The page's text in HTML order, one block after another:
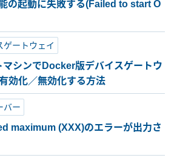
の起動に失敗する(Failed to start O
ゲートウェイ
シンでDocker版デバイスゲートウ
効化／無効化する方法
バー
maximum (XXX)のエラーが出力さ